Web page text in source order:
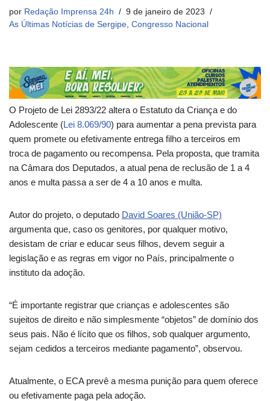
por Redação Imprensa 24h
9 de janeiro de 2023
As Últimas Notícias de Sergipe, Congresso Nacional
O Projeto de Lei 2893/22 altera o Estatuto da Criança e do
Adolescente (Lei 8.069/90) para aumentar a pena prevista para
quem promete ou efetivamente entrega filho a terceiros em
troca de pagamento ou recompensa. Pela proposta, que tramita
na Câmara dos Deputados, a atual pena de reclusão de 1 a 4
anos e multa passa a ser de 4 a 10 anos e multa.
Autor do projeto, o deputado David Soares (União-SP)
argumenta que, caso os genitores, por qualquer motivo,
desistam de criar e educar seus filhos, devem seguir a
legislação e as regras em vigor no País, principalmente o
instituto da adoção.
“É importante registrar que crianças e adolescentes são
sujeitos de direito e não simplesmente “objetos” de domínio dos
seus pais. Não é lícito que os filhos, sob qualquer argumento,
sejam cedidos a terceiros mediante pagamento”, observou.
Atualmente, o ECA prevê a mesma punição para quem oferece
ou efetivamente paga pela adoção.